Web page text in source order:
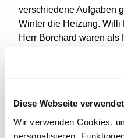
Diese Webseite
Wir verwenden Cookies,
personalisieren,
verschiedene Aufgaben
Winter die Heizung. Willi
Herr Borchard waren als
Susanne Komarek und
Ilona Noll zum Dienst
eingefunden. Auch die